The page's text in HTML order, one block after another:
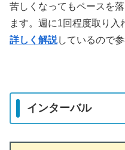
苦しくなってもペースを
ます。週に1回程度取り入
詳しく解説しているので
インターバル